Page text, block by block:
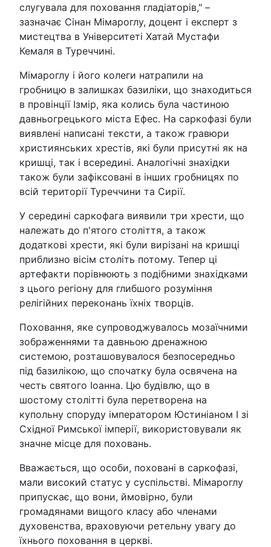
слугувала для поховання гладіаторів," –
зазначає Сінан Мімароглу, доцент і експерт з
мистецтва в Університеті Хатай Мустафи
Кемаля в Туреччині.
Мімароглу і його колеги натрапили на
гробницю в залишках базиліки, що знаходиться
в провінції Ізмір, яка колись була частиною
давньогрецького міста Ефес. На саркофазі були
виявлені написані тексти, а також гравюри
християнських хрестів, які були присутні як на
кришці, так і всередині. Аналогічні знахідки
також були зафіксовані в інших гробницях по
всій території Туреччини та Сирії.
У середині саркофага виявили три хрести, що
належать до п'ятого століття, а також
додаткові хрести, які були вирізані на кришці
приблизно вісім століть потому. Тепер ці
артефакти порівнюють з подібними знахідками
з цього регіону для глибшого розуміння
релігійних переконань їхніх творців.
Поховання, яке супроводжувалось мозаїчними
зображеннями та давньою дренажною
системою, розташовувалося безпосередньо
під базилікою, що спочатку була освячена на
честь святого Іоанна. Цю будівлю, що в
шостому столітті була перетворена на
купольну споруду імператором Юстиніаном I зі
Східної Римської імперії, використовували як
значне місце для поховань.
Вважається, що особи, поховані в саркофазі,
мали високий статус у суспільстві. Мімароглу
припускає, що вони, ймовірно, були
громадянами вищого класу або членами
духовенства, враховуючи ретельну увагу до
їхнього поховання в церкві.